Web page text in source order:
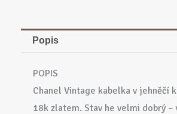
Popis
POPIS
Chanel Vintage kabelka v jehněčí
18k zlatem. Stav he velmi dobrý –